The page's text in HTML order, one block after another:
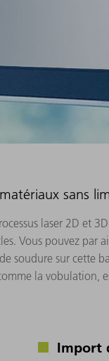
sans
laser 2D et
Vous pouvez par
soudure sur cette
la vobulation,
Import